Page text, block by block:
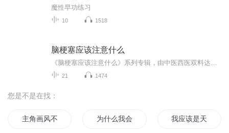
魔性早功练习
10 1518
脑梗塞应该注意什么
21 1474
您是不是在找：
主角画风不对 为什么我会是女主角啊 我应该是天命之子